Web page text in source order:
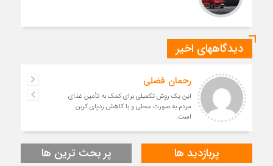
دیدگاههای اخیر
رحمان فضلی
این یک روش تکمیلی برای کمک به تأمین غذای
مردم به صورت محلی و با کاهش ردپای کربن
است.
پربازدید ها پر بحث ترین ها